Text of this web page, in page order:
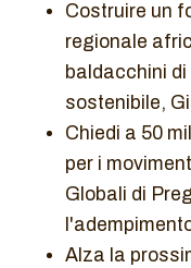
Costruire un
regionale
baldacchini
sostenibile,
Chiedi a 50
per i
Globali di
Alza la